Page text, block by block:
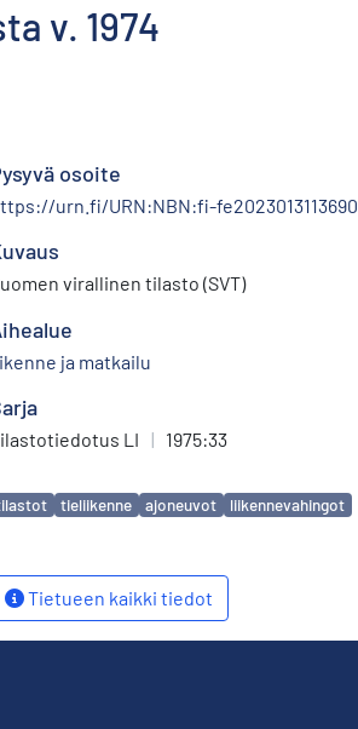
v. 1974
osoite
urn.fi/URN:NBN:fi-fe2023013113690
virallinen tilasto (SVT)
ja matkailu
LI | 1975:33
tieliikenne ajoneuvot liikennevahingot
Tietueen kaikki tiedot